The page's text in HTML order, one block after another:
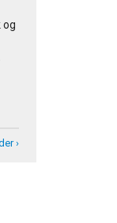
og
›